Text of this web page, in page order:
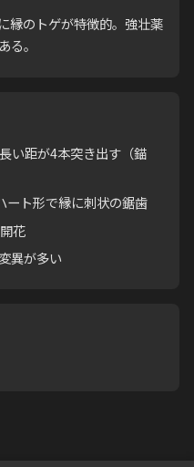
縁のトゲが特徴的。強壮薬
る。
い距が4本突き出す（錨
ート形で縁に刺状の鋸歯
花
異が多い